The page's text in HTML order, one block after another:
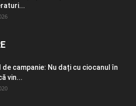
de campanie: Nu dați cu ciocanul în
vin...